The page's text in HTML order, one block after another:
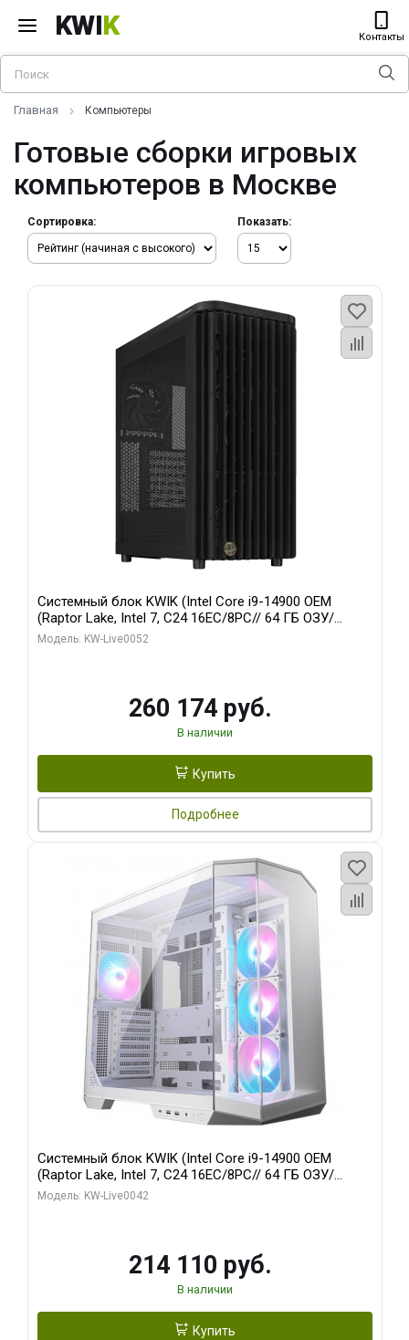
KWIK Контакты
Главная Компьютеры
Готовые сборки игровых
компьютеров в Москве
Сортировка: Показать:
Системный блок KWIK (Intel Core i9-14900 OEM
(Raptor Lake, Intel 7, C24 16EC/8PC// 64 ГБ ОЗУ/
Zotac RTX5060Ti AMP 16GB GDDR7 128bit 3xDP HDMI
Модель: KW-Live0052
260 174 руб.
В наличии
Купить
Подробнее
Системный блок KWIK (Intel Core i9-14900 OEM
(Raptor Lake, Intel 7, C24 16EC/8PC// 64 ГБ ОЗУ/
Gigabyte RTX5060 WINDFORCE MAX OC 8GB GDDR7
Модель: KW-Live0042
214 110 руб.
В наличии
Купить